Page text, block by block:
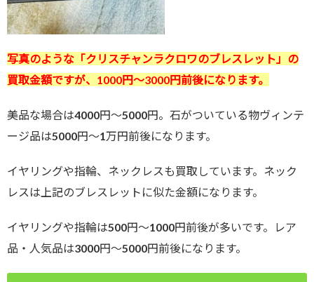
写真のような「クリスチャンラクロワのブレスレット」の
買取金額ですが、1000円～3000円前後になります。
美品な場合は4000円～5000円。石がついている物ヴィンテ
ージ品は5000円～1万円前後になります。
イヤリングや指輪、ネックレスも買取しています。ネック
レスは上記のブレスレットに似た金額になります。
イヤリングや指輪は500円～1000円前後が多いです。レア
品・人気品は3000円～5000円前後になります。